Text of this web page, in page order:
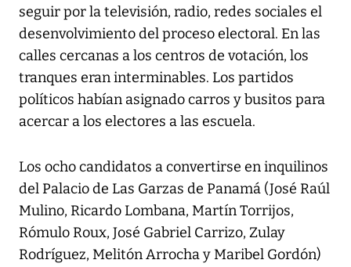
seguir por la televisión, radio, redes sociales el
desenvolvimiento del proceso electoral. En las
calles cercanas a los centros de votación, los
tranques eran interminables. Los partidos
políticos habían asignado carros y busitos para
acercar a los electores a las escuela.
Los ocho candidatos a convertirse en inquilinos
del Palacio de Las Garzas de Panamá (José Raúl
Mulino, Ricardo Lombana, Martín Torrijos,
Rómulo Roux, José Gabriel Carrizo, Zulay
Rodríguez, Melitón Arrocha y Maribel Gordón)